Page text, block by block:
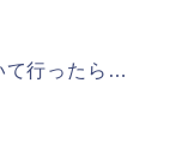
て行ったら…